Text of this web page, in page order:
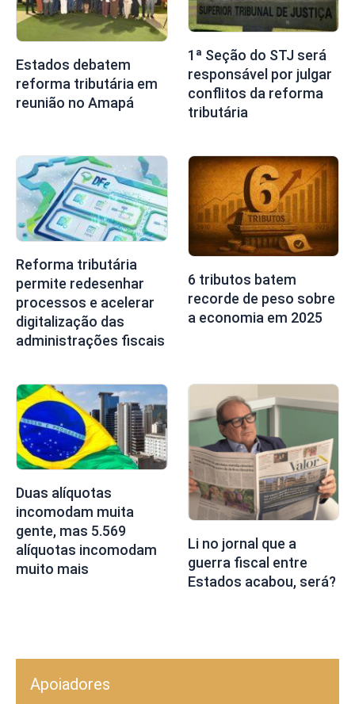
Estados debatem
reforma tributária em
reunião no Amapá
1ª Seção do STJ será
responsável por julgar
conflitos da reforma
tributária
Reforma tributária
permite redesenhar
processos e acelerar
digitalização das
administrações fiscais
6 tributos batem
recorde de peso sobre
a economia em 2025
Duas alíquotas
incomodam muita
gente, mas 5.569
alíquotas incomodam
muito mais
Li no jornal que a
guerra fiscal entre
Estados acabou, será?
Apoiadores